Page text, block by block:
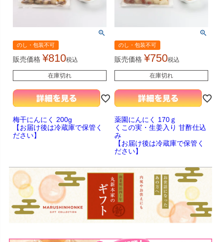
のし・包装不可
販売価格 ¥810税込
在庫切れ
梅干にんにく 200g
【お届け後は冷蔵庫で保管く
ださい】
のし・包装不可
販売価格 ¥750税込
在庫切れ
薬園にんにく 170ｇ
くこの実・生姜入り 甘酢仕込
み
【お届け後は冷蔵庫で保管く
ださい】